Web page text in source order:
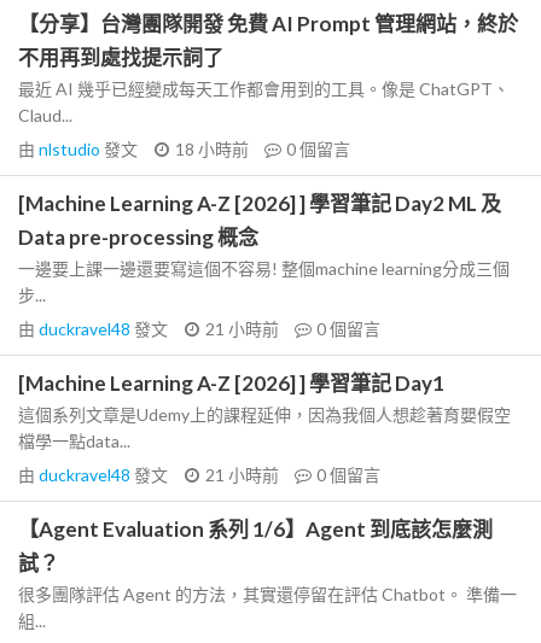
【分享】台灣團隊開發 免費 AI Prompt 管理網站，終於
不用再到處找提示詞了
最近 AI 幾乎已經變成每天工作都會用到的工具。像是 ChatGPT、
Claud...
由 nlstudio 發文 18 小時前 0個留言
[Machine Learning A-Z [2026] ] 學習筆記 Day2 ML 及
Data pre-processing 概念
一邊要上課一邊還要寫這個不容易! 整個machine learning分成三個
步...
由 duckravel48 發文 21 小時前 0個留言
[Machine Learning A-Z [2026] ] 學習筆記 Day1
這個系列文章是Udemy上的課程延伸，因為我個人想趁著育嬰假空
檔學一點data...
由 duckravel48 發文 21 小時前 0個留言
【Agent Evaluation 系列 1/6】Agent 到底該怎麼測
試？
很多團隊評估 Agent 的方法，其實還停留在評估 Chatbot。 準備一
組...